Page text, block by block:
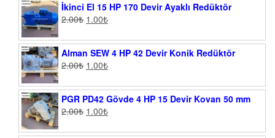
İkinci El 15 HP 170 Devir Ayaklı Redüktör
2.00₺ 1.00₺
Alman SEW 4 HP 42 Devir Konik Redüktör
2.00₺ 1.00₺
PGR PD42 Gövde 4 HP 15 Devir Kovan 50 mm
2.00₺ 1.00₺